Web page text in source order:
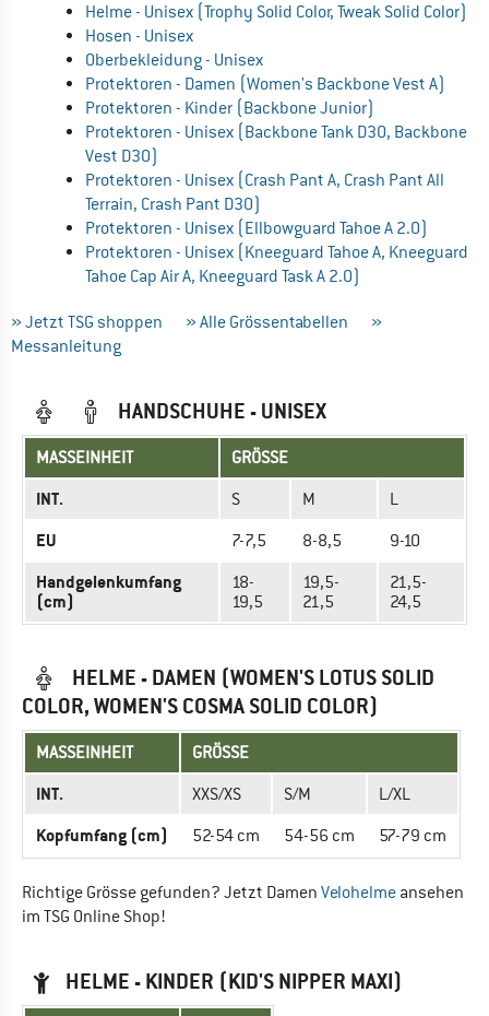
Helme - Unisex (Trophy Solid Color, Tweak Solid Color)
Hosen - Unisex
Oberbekleidung - Unisex
Protektoren - Damen (Women's Backbone Vest A)
Protektoren - Kinder (Backbone Junior)
Protektoren - Unisex (Backbone Tank D3O, Backbone
Vest D3O)
Protektoren - Unisex (Crash Pant A, Crash Pant All
Terrain, Crash Pant D30)
Protektoren - Unisex (Ellbowguard Tahoe A 2.0)
Protektoren - Unisex (Kneeguard Tahoe A, Kneeguard
Tahoe Cap Air A, Kneeguard Task A 2.0)
» Jetzt TSG shoppen » Alle Grössentabellen
»
Messanleitung
HANDSCHUHE - UNISEX
MASSEINHEIT GRÖSSE
INT. S M L
EU 7-7,5 8-8,5 9-10
Handgelenkumfang
(cm)
18-
19,5
19,5-
21,5
21,5-
24,5
HELME - DAMEN (WOMEN'S LOTUS SOLID
COLOR, WOMEN'S COSMA SOLID COLOR)
MASSEINHEIT GRÖSSE
INT. XXS/XS S/M L/XL
Kopfumfang (cm) 52-54 cm 54-56 cm 57-79 cm
Richtige Grösse gefunden? Jetzt Damen Velohelme ansehen
im TSG Online Shop!
HELME - KINDER (KID'S NIPPER MAXI)